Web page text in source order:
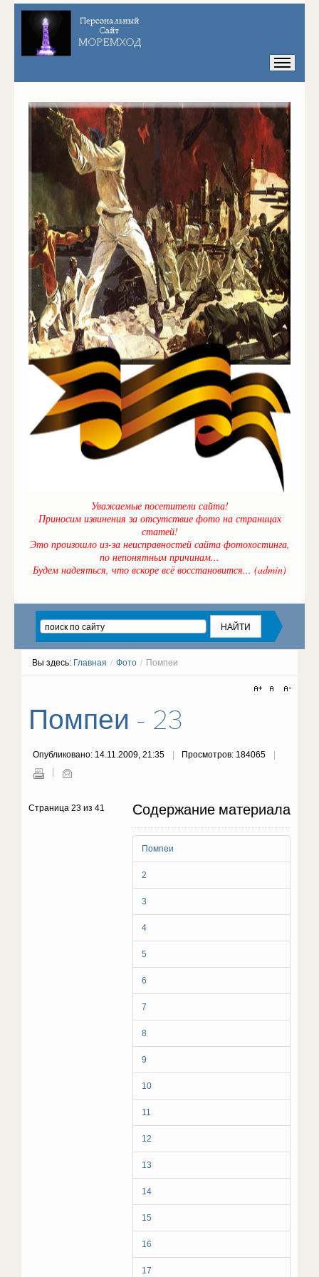
Уважаемые посетители сайта!
Приносим извинения за отсутствие фото на страницах
статей!
Это произошло из-за неисправностей сайта фотохостинга,
по непонятным причинам...
Будем надеяться, что вскоре всё восстановится... (admin)
Вы здесь: Главная / Фото / Помпеи
Помпеи - 23
Опубликовано: 14.11.2009, 21:35 Просмотров: 184065
Содержание материала
Помпеи
2
3
4
5
6
7
8
9
10
11
12
13
14
15
16
17
Страница 23 из 41